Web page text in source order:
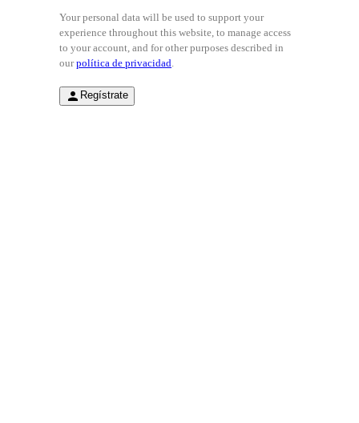
Your personal data will be used to support your
experience throughout this website, to manage access
to your account, and for other purposes described in
ourpolítica de privacidad.
Regístrate